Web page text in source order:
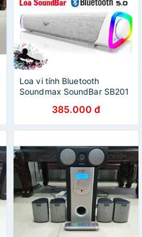
Loa vi tính Bluetooth
Soundmax SoundBar SB201
Sang Trọng dùng cho TV,
PC, LAPTOP, ĐT... cực đỉnh
385.000 đ